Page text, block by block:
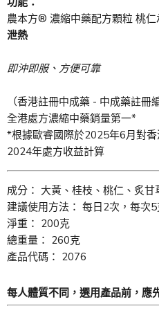
農本方® 濃縮中藥配方顆粒 桃
泄熱
即沖即服、方便可靠
（香港註冊中成藥 - 中成藥註冊
全港處方濃縮中藥銷量第一*
*根據歐睿國際於2025年6月對
2024年處方收益計算
成分： 大黃、桂枝、桃仁、炙甘
建議使用方法： 每日2次，每次
淨重： 200克
總重量： 260克
產品代碼： 2076
每人體質不同，選用產品前，應